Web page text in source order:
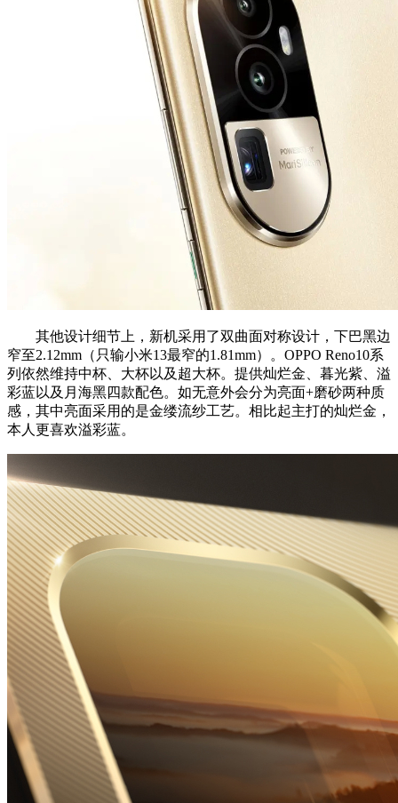
其他设计细节上，新机采用了双曲面对称设计，下巴黑边
窄至2.12mm（只输小米13最窄的1.81mm）。OPPO Reno10系
列依然维持中杯、大杯以及超大杯。提供灿烂金、暮光紫、溢
彩蓝以及月海黑四款配色。如无意外会分为亮面+磨砂两种质
感，其中亮面采用的是金缕流纱工艺。相比起主打的灿烂金，
本人更喜欢溢彩蓝。